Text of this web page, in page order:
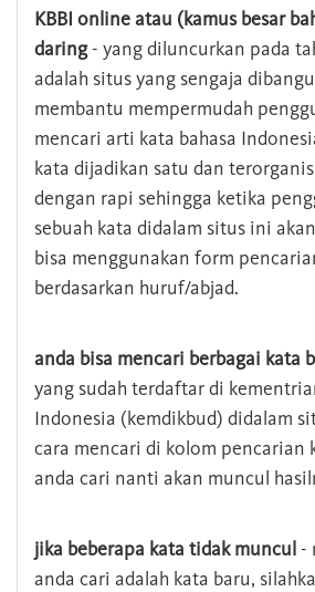
KBBI online atau (kamus besar
daring- yang diluncurkan pada
adalah situs yang sengaja
membantu mempermudah
mencari arti kata bahasa
kata dijadikan satu dan
dengan rapi sehingga ketika
sebuah kata didalam situs ini
bisa menggunakan form
berdasarkan huruf/abjad.
anda bisa mencari berbagai kata
yang sudah terdaftar di
Indonesia (kemdikbud) didalam
cara mencari di kolom pencarian
anda cari nanti akan muncul
jika beberapa kata tidak muncul -
anda cari adalah kata baru,